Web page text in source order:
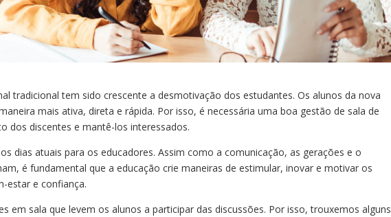
tradicional tem sido crescente a desmotivação dos estudantes. Os alunos da nova
mais ativa, direta e rápida. Por isso, é necessária uma boa gestão de sala de
dos discentes e mantê-los interessados.
dias atuais para os educadores. Assim como a comunicação, as gerações e o
é fundamental que a educação crie maneiras de estimular, inovar e motivar os
estar e confiança.
em sala que levem os alunos a participar das discussões. Por isso, trouxemos alguns